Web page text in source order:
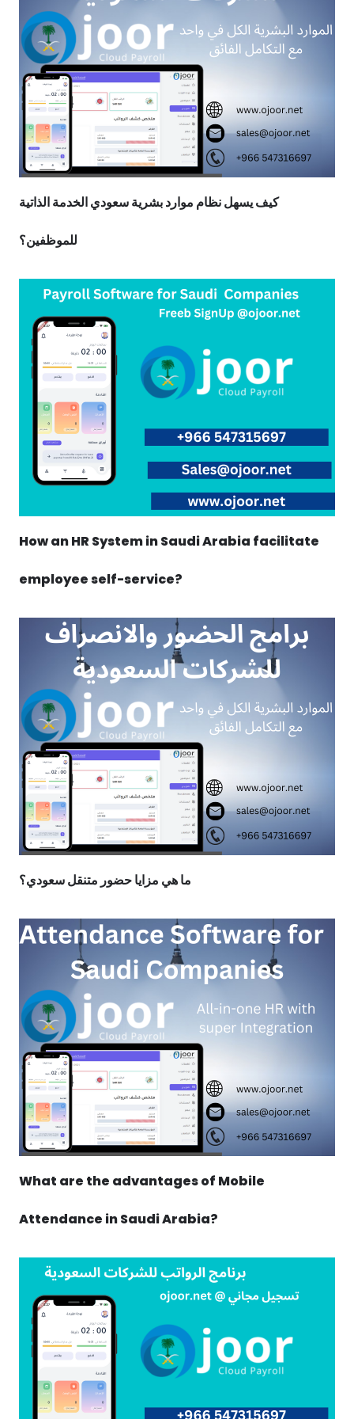
كيف يسهل نظام موارد بشرية سعودي الخدمة الذاتية
للموظفين؟
How an HR System in Saudi Arabia facilitate
employee self-service?
ما هي مزايا حضور متنقل سعودي؟
What are the advantages of Mobile
Attendance in Saudi Arabia?